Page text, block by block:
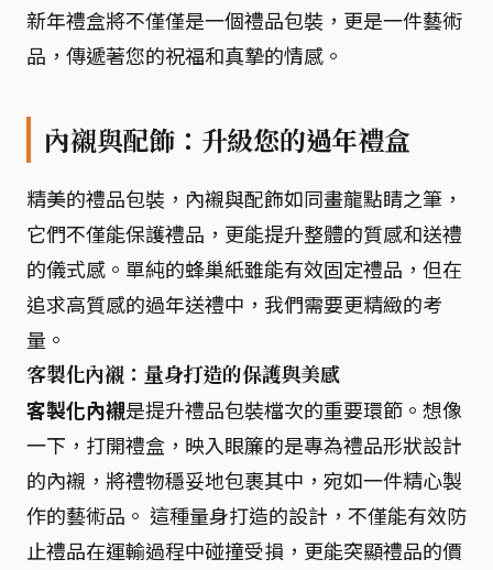
新年禮盒將不僅僅是一個禮品包裝，更是一件藝術
品，傳遞著您的祝福和真摯的情感。
內襯與配飾：升級您的過年禮盒
精美的禮品包裝，內襯與配飾如同畫龍點睛之筆，
它們不僅能保護禮品，更能提升整體的質感和送禮
的儀式感。單純的蜂巢紙雖能有效固定禮品，但在
追求高質感的過年送禮中，我們需要更精緻的考
量。
客製化內襯：量身打造的保護與美感
客製化內襯是提升禮品包裝檔次的重要環節。想像
一下，打開禮盒，映入眼簾的是專為禮品形狀設計
的內襯，將禮物穩妥地包裹其中，宛如一件精心製
作的藝術品。 這種量身打造的設計，不僅能有效防
止禮品在運輸過程中碰撞受損，更能突顯禮品的價